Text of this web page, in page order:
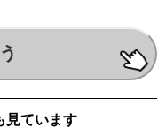
見ています